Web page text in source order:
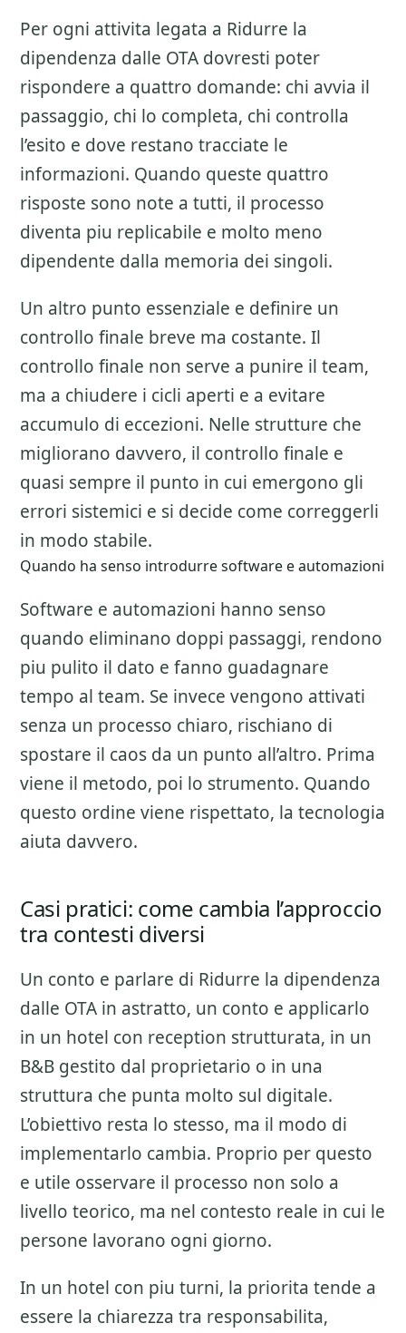
Per ogni attivita legata a Ridurre la
dipendenza dalle OTA dovresti poter
rispondere a quattro domande: chi avvia il
passaggio, chi lo completa, chi controlla
l’esito e dove restano tracciate le
informazioni. Quando queste quattro
risposte sono note a tutti, il processo
diventa piu replicabile e molto meno
dipendente dalla memoria dei singoli.
Un altro punto essenziale e definire un
controllo finale breve ma costante. Il
controllo finale non serve a punire il team,
ma a chiudere i cicli aperti e a evitare
accumulo di eccezioni. Nelle strutture che
migliorano davvero, il controllo finale e
quasi sempre il punto in cui emergono gli
errori sistemici e si decide come correggerli
in modo stabile.
Quando ha senso introdurre software e automazioni
Software e automazioni hanno senso
quando eliminano doppi passaggi, rendono
piu pulito il dato e fanno guadagnare
tempo al team. Se invece vengono attivati
senza un processo chiaro, rischiano di
spostare il caos da un punto all’altro. Prima
viene il metodo, poi lo strumento. Quando
questo ordine viene rispettato, la tecnologia
aiuta davvero.
Casi pratici: come cambia l’approccio
tra contesti diversi
Un conto e parlare di Ridurre la dipendenza
dalle OTA in astratto, un conto e applicarlo
in un hotel con reception strutturata, in un
B&B gestito dal proprietario o in una
struttura che punta molto sul digitale.
L’obiettivo resta lo stesso, ma il modo di
implementarlo cambia. Proprio per questo
e utile osservare il processo non solo a
livello teorico, ma nel contesto reale in cui le
persone lavorano ogni giorno.
In un hotel con piu turni, la priorita tende a
essere la chiarezza tra responsabilita,